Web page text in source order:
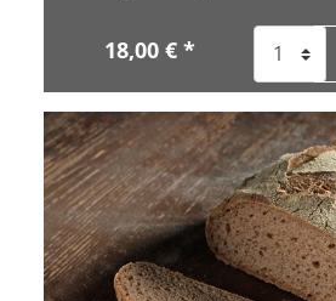
18,00 € *